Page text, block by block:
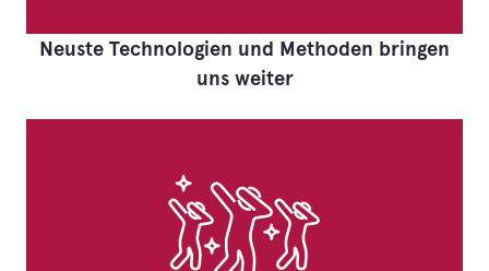
Neuste Technologien und Methoden bringen
uns weiter